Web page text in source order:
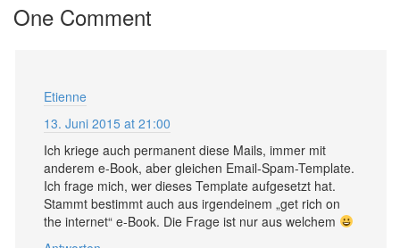
One Comment
Etienne
13. Juni 2015 at 21:00
Ich kriege auch permanent diese Mails, immer mit
anderem e-Book, aber gleichen Email-Spam-Template.
Ich frage mich, wer dieses Template aufgesetzt hat.
Stammt bestimmt auch aus irgendeinem „get rich on
the internet“ e-Book. Die Frage ist nur aus welchem